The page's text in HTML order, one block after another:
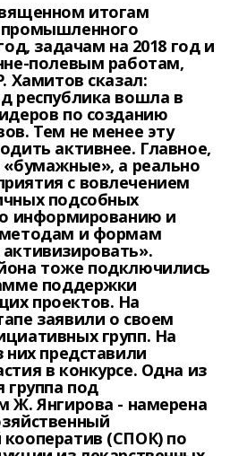
итогам
задачам на 2018 год и
полевым работам,
Хамитов сказал:
республика вошла в
по созданию
Тем не менее эту
активнее. Главное,
а реально
с вовлечением
подсобных
информированию и
методам и формам
тоже подключились
поддержки
проектов. На
заявили о своем
групп. На
них представили
в конкурсе. Одна из
группа под
Ж. Янгирова - намерена
(СПОК) по